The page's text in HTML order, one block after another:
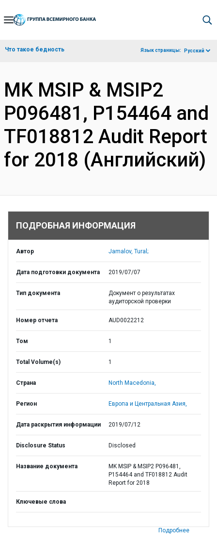
Skip
Navigation
Что такое бедность Язык страницы: Русский
MK MSIP & MSIP2
P096481, P154464 and
TF018812 Audit Report
for 2018 (Английский)
ПОДРОБНАЯ ИНФОРМАЦИЯ
Автор Jamalov, Tural;
Дата подготовки документа 2019/07/07
Тип документа
Документ о результатах
аудиторской проверки
Номер отчета AUD0022212
Том 1
Total Volume(s) 1
Страна North Macedonia,
Регион Европа и Центральная Азия,
Дата раскрытия информации 2019/07/12
Disclosure Status Disclosed
Название документа
MK MSIP & MSIP2 P096481,
P154464 and TF018812 Audit
Report for 2018
Ключевые слова
Подробнее